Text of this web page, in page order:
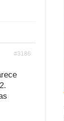
#3186